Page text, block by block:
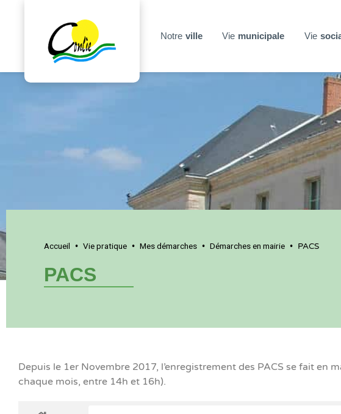
Notre ville Vie municipale Vie
Accueil • Vie pratique • Mes démarches • Démarches en mairie • PACS
PACS
Depuis le 1er Novembre 2017, l’enregistrement des PACS se fait
chaque mois, entre 14h et 16h).